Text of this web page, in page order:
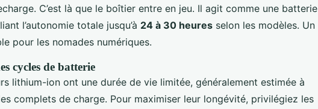
C’est là que le boîtier entre en jeu. Il agit comme une batterie
l’autonomie totale jusqu’à 24 à 30 heures selon les modèles. Un
pour les nomades numériques.
cycles de batterie
lithium-ion ont une durée de vie limitée, généralement estimée à
complets de charge. Pour maximiser leur longévité, privilégiez les